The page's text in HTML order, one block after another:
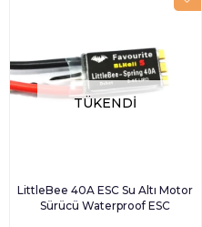
TÜKENDI
LittleBee 40A ESC Su Altı Motor
Sürücü Waterproof ESC